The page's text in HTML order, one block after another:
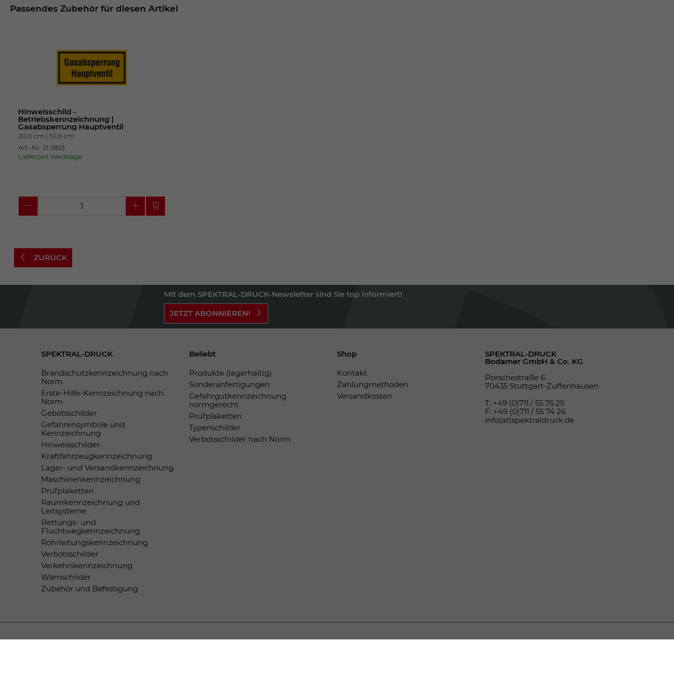
Passendes Zubehör für diesen Artikel
Hinweisschild -
Betriebskennzeichnung |
Gasabsperrung Hauptventil
20,0 cm |10,0 cm
Art.-Nr. 21.5853
Lieferzeit Werktage
ZURÜCK
Mit dem SPEKTRAL-DRUCK-Newsletter sind Sie top informiert!
JETZT ABONNIEREN!
SPEKTRAL-DRUCK
Brandschutzkennzeichnung nach
Norm
Erste-Hilfe-Kennzeichnung nach
Norm
Gebotsschilder
Gefahrensymbole und
Kennzeichnung
Hinweisschilder
Kraftfahrzeugkennzeichnung
Lager- und Versandkennzeichnung
Maschinenkennzeichnung
Prüfplaketten
Raumkennzeichnung und
Leitsysteme
Rettungs- und
Fluchtwegkennzeichnung
Rohrleitungskennzeichnung
Verbotsschilder
Verkehrskennzeichnung
Warnschilder
Zubehör und Befestigung
Beliebt
Produkte (lagerhaltig)
Sonderanfertigungen
Gefahrgutkennzeichnung
normgerecht
Prüfplaketten
Typenschilder
Verbotsschilder nach Norm
Shop
Kontakt
Zahlungmethoden
Versandkosten
SPEKTRAL-DRUCK
Bodamer GmbH & Co. KG
Porschestraße 6
70435 Stuttgart-Zuffenhausen
T: +49 (0)711 / 55 75 25
F: +49 (0)711 / 55 74 26
info(at)spektraldruck.de